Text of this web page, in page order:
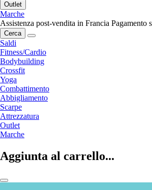
Outlet
Marche
Assistenza post-vendita in Francia Pagamento
Cerca
Saldi
Fitness/Cardio
Bodybuilding
Crossfit
Yoga
Combattimento
Abbigliamento
Scarpe
Attrezzatura
Outlet
Marche
Aggiunta al carrello...